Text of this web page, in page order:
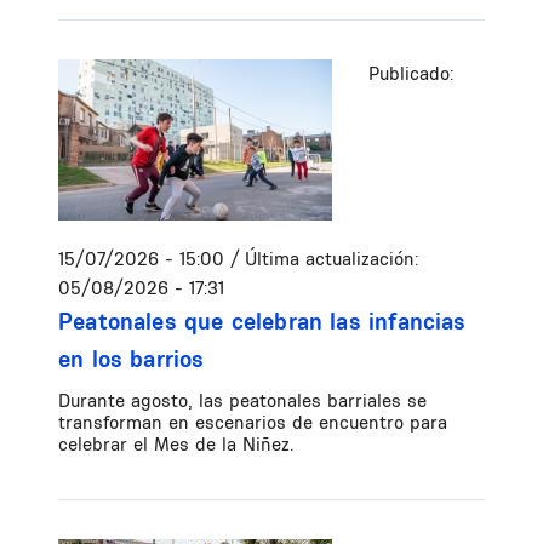
Publicado:
15/07/2026 - 15:00 / Última actualización:
05/08/2026 - 17:31
Peatonales que celebran las infancias
en los barrios
Durante agosto, las peatonales barriales se
transforman en escenarios de encuentro para
celebrar el Mes de la Niñez.